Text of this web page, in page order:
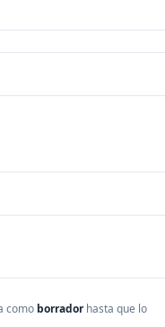
como borradorhasta que lo